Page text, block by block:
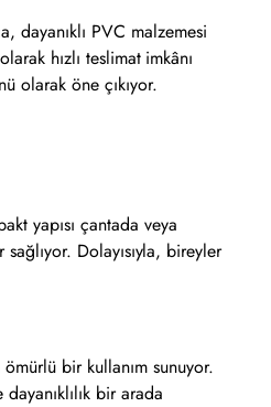
dayanıklı PVC malzemesi
hızlı teslimat imkânı
olarak öne çıkıyor.
yapısı çantada veya
Dolayısıyla, bireyler
bir kullanım sunuyor.
bir arada